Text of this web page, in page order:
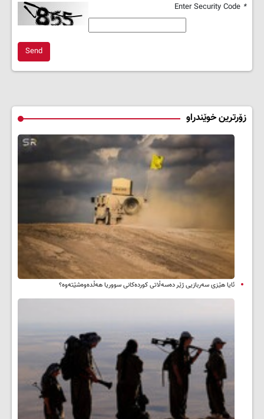
*
Send
زۆرترین خوێندراو
ئایا هێزی سەربازیی ژێر دەسەڵاتی کوردەکانی سووریا هەڵدەوەشێتەوە؟